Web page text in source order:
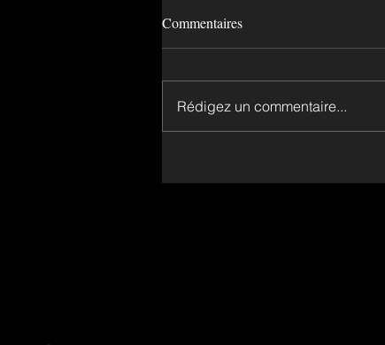
Commentaires
Rédigez un commentaire...